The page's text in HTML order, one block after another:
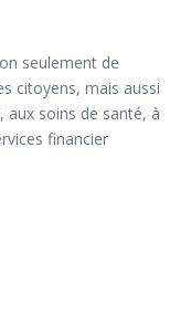
seulement de
citoyens, mais aussi
aux soins de santé, à
financier